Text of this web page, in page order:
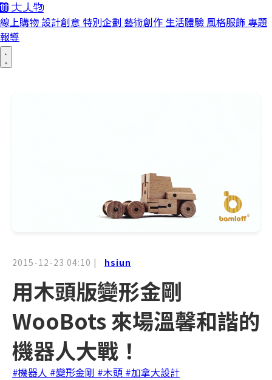
線上購物 設計創意 特別企劃 藝術創作 生活體驗 風格服飾 專題
報導
2015-12-23 04:10 | hsiun
用木頭版變形金剛
WooBots 來場溫馨和諧的
機器人大戰！
#機器人 #變形金剛 #木頭 #加拿大設計